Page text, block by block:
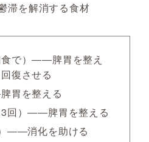
滞を解消する食材
で）――脾胃を整え
復させる
胃を整える
3回）――脾胃を整える
――消化を助ける